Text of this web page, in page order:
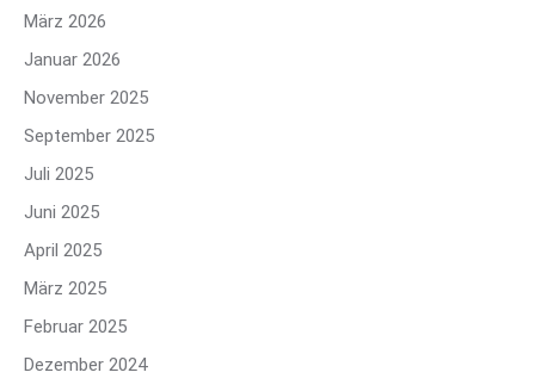
März 2026
Januar 2026
November 2025
September 2025
Juli 2025
Juni 2025
April 2025
März 2025
Februar 2025
Dezember 2024